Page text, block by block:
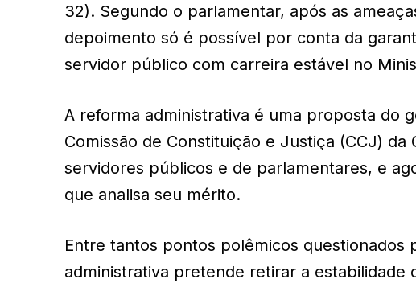
32). Segundo o parlamentar, após as
depoimento só é possível por conta da
servidor público com carreira estável no
A reforma administrativa é uma proposta do
Comissão de Constituição e Justiça (CCJ)
servidores públicos e de parlamentares, e
que analisa seu mérito.
Entre tantos pontos polêmicos
administrativa pretende retirar a